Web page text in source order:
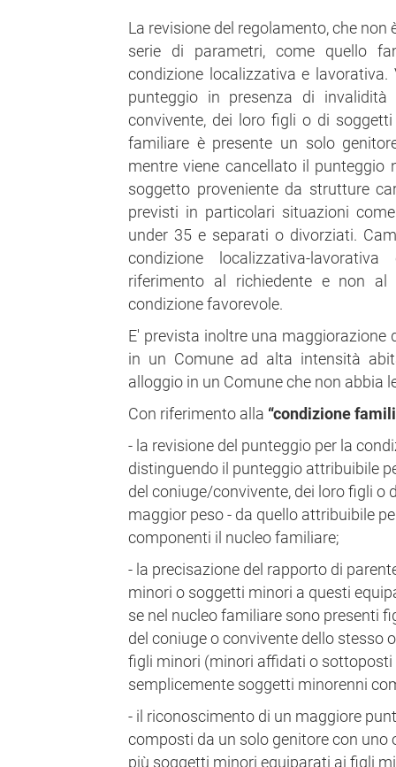
La revisione del regolamento, che
serie di parametri, come quello
condizione localizzativa e
punteggio in presenza di invalidità
convivente, dei loro figli o di
familiare è presente un solo
mentre viene cancellato il punteggio
soggetto proveniente da strutture
previsti in particolari situazioni
under 35 e separati o divorziati.
condizione localizzativa-
riferimento al richiedente e non
condizione favorevole.
E' prevista inoltre una maggiorazione
in un Comune ad alta intensità
alloggio in un Comune che non abbia
Con riferimento alla “condizione
- la revisione del punteggio per la
distinguendo il punteggio attribuibile
del coniuge/convivente, dei loro figli o
maggior peso - da quello attribuibile
componenti il nucleo familiare;
- la precisazione del rapporto di
minori o soggetti minori a questi
se nel nucleo familiare sono presenti
del coniuge o convivente dello stesso
figli minori (minori affidati o sottoposti
semplicemente soggetti minorenni
- il riconoscimento di un maggiore
composti da un solo genitore con uno
più soggetti minori equiparati ai figli